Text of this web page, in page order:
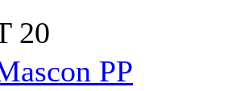
20
PP